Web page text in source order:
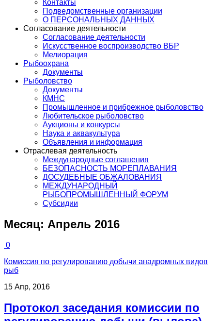
Контакты
Подведомственные организации
О ПЕРСОНАЛЬНЫХ ДАННЫХ
Согласование деятельности
Согласование деятельности
Искусственное воспроизводство ВБР
Мелиорация
Рыбоохрана
Документы
Рыболовство
Документы
КМНС
Промышленное и прибрежное рыболовство
Любительское рыболовство
Аукционы и конкурсы
Наука и аквакультура
Объявления и информация
Отраслевая деятельность
Международные соглашения
БЕЗОПАСНОСТЬ МОРЕПЛАВАНИЯ
ДОСУДЕБНЫЕ ОБЖАЛОВАНИЯ
МЕЖДУНАРОДНЫЙ
РЫБОПРОМЫШЛЕННЫЙ ФОРУМ
Субсидии
Месяц: Апрель 2016
0
Комиссия по регулированию добычи анадромных видов
рыб
15 Апр, 2016
Протокол заседания комиссии по